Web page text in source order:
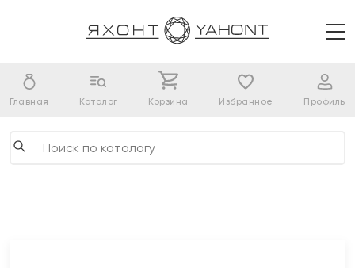
Главная Каталог Корзина Избранное Профиль